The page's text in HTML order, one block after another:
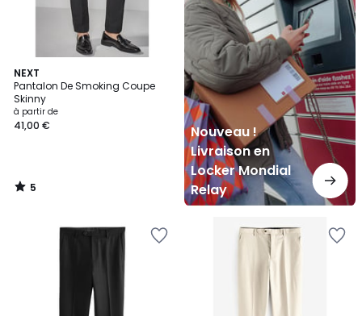
NEXT
Pantalon De Smoking Coupe
Skinny
à partir de
41,00 €
5
/
5
5
/
Nouveau !
Livraison en
Locker Mondial
Relay